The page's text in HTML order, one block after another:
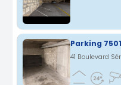
Parking
41 Boulevard